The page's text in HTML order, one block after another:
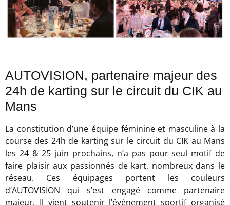
AUTOVISION, partenaire majeur des
24h de karting sur le circuit du CIK au
Mans
La constitution d’une équipe féminine et masculine à la
course des 24h de karting sur le circuit du CIK au Mans
les 24 & 25 juin prochains, n’a pas pour seul motif de
faire plaisir aux passionnés de kart, nombreux dans le
réseau. Ces équipages portent les couleurs
d’AUTOVISION qui s’est engagé comme partenaire
majeur. Il vient soutenir l’événement sportif organisé